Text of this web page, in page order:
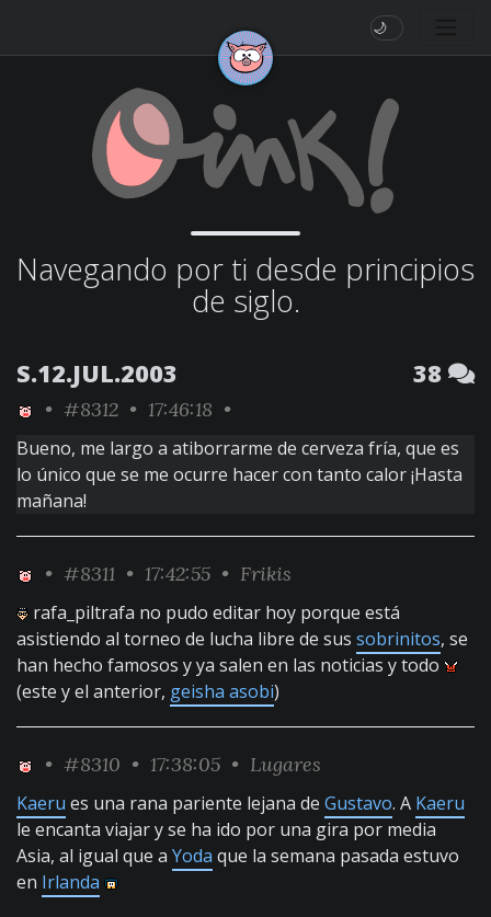
🌙
Navegando por ti desde principios
de siglo.
S.12.JUL.2003 38
• #8312 • 17:46:18 •
Bueno, me largo a atiborrarme de cerveza fría, que es
lo único que se me ocurre hacer con tanto calor ¡Hasta
mañana!
• #8311 • 17:42:55 • Frikis
rafa_piltrafa no pudo editar hoy porque está
asistiendo al torneo de lucha libre de sus sobrinitos, se
han hecho famosos y ya salen en las noticias y todo
(este y el anterior, geisha asobi)
• #8310 • 17:38:05 • Lugares
Kaeru es una rana pariente lejana de Gustavo. A Kaeru
le encanta viajar y se ha ido por una gira por media
Asia, al igual que a Yoda que la semana pasada estuvo
en Irlanda